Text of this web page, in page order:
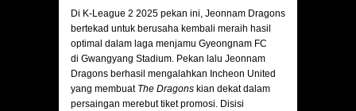
Di K-League 2 2025 pekan ini, Jeonnam Dragons
bertekad untuk berusaha kembali meraih hasil
optimal dalam laga menjamu Gyeongnam FC
di Gwangyang Stadium. Pekan lalu Jeonnam
Dragons berhasil mengalahkan Incheon United
yang membuat The Dragons kian dekat dalam
persaingan merebut tiket promosi. Disisi